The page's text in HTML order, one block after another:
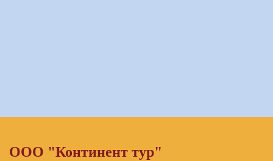
ООО "Континент тур"